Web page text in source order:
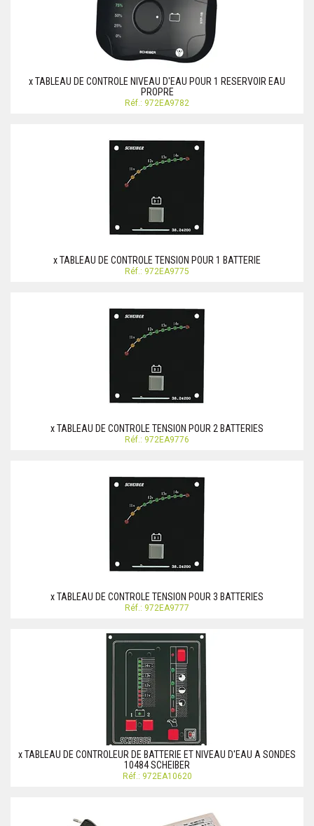
x TABLEAU DE CONTROLE NIVEAU D'EAU POUR 1 RESERVOIR EAU
PROPRE
Réf.: 972EA9782
x TABLEAU DE CONTROLE TENSION POUR 1 BATTERIE
Réf.: 972EA9775
x TABLEAU DE CONTROLE TENSION POUR 2 BATTERIES
Réf.: 972EA9776
x TABLEAU DE CONTROLE TENSION POUR 3 BATTERIES
Réf.: 972EA9777
x TABLEAU DE CONTROLEUR DE BATTERIE ET NIVEAU D'EAU A SONDES
10484 SCHEIBER
Réf.: 972EA10620